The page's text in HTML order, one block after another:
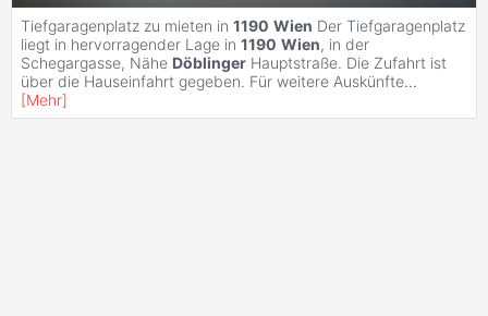
Tiefgaragenplatz zu mieten in 1190 Wien Der Tiefgaragenplatz
liegt in hervorragender Lage in 1190 Wien, in der
Schegargasse, Nähe Döblinger Hauptstraße. Die Zufahrt ist
über die Hauseinfahrt gegeben. Für weitere Auskünfte...
[Mehr]